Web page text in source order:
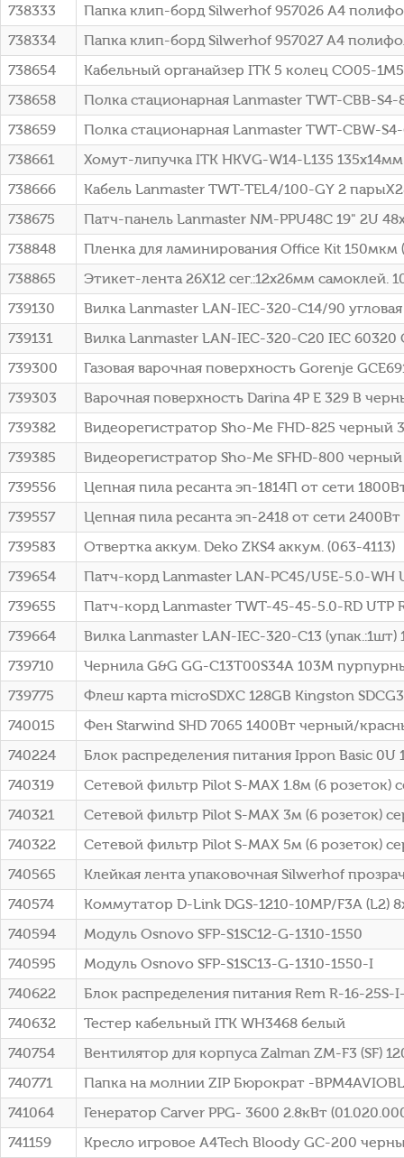
738333
Папка клип-борд Silwerhof 957026 A4
738334
Папка клип-борд Silwerhof 957027 A4
738654
Кабельный органайзер ITK 5 колец CO05-
738658
Полка стационарная Lanmaster TWT-CBB-
738659
Полка стационарная Lanmaster TWT-CBW-
738661
Хомут-липучка ITK HKVG-W14-L135
738666
Кабель Lanmaster TWT-TEL4/100-GY 2
738675
Патч-панель Lanmaster NM-PPU48C 19" 2U
738848
Пленка для ламинирования Office Kit 150мкм
738865
Этикет-лента 26Х12 сег.:12x26мм самоклей.
739130
Вилка Lanmaster LAN-IEC-320-C14/90 угловая
739131
Вилка Lanmaster LAN-IEC-320-C20 IEC 60320
739300
Газовая варочная поверхность Gorenje
739303
Варочная поверхность Darina 4P E 329 B
739382
Видеорегистратор Sho-Me FHD-825 черный
739385
Видеорегистратор Sho-Me SFHD-800 черный
739556
Цепная пила ресанта эп-1814П от сети
739557
Цепная пила ресанта эп-2418 от сети
739583
Отвертка аккум. Deko ZKS4 аккум. (063-4113)
739654
Патч-корд Lanmaster LAN-PC45/U5E-5.0-WH
739655
Патч-корд Lanmaster TWT-45-45-5.0-RD UTP
739664
Вилка Lanmaster LAN-IEC-320-C13
739710
Чернила G&G GG-C13T00S34A 103M
739775
Флеш карта microSDXC 128GB Kingston
740015
Фен Starwind SHD 7065 1400Вт черный/
740224
Блок распределения питания Ippon Basic 0U
740319
Сетевой фильтр Pilot S-MAX 1.8м (6 розеток)
740321
Сетевой фильтр Pilot S-MAX 3м (6 розеток)
740322
Сетевой фильтр Pilot S-MAX 5м (6 розеток)
740565
Клейкая лента упаковочная Silwerhof
740574
Коммутатор D-Link DGS-1210-10MP/F3A (L2)
740594
Модуль Osnovo SFP-S1SC12-G-1310-1550
740595
Модуль Osnovo SFP-S1SC13-G-1310-1550-I
740622
Блок распределения питания Rem R-16-
740632
Тестер кабельный ITK WH3468 белый
740754
Вентилятор для корпуса Zalman ZM-F3 (SF)
740771
Папка на молнии ZIP Бюрократ -
741064
Генератор Carver PPG- 3600 2.8кВт
741159
Кресло игровое A4Tech Bloody GC-200